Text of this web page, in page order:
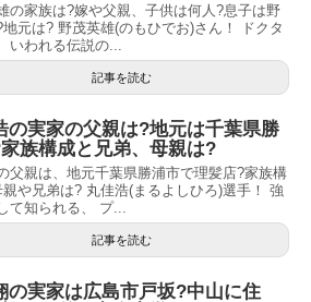
の家族は?嫁や父親、子供は何人?息子は野
元は? 野茂英雄(のもひでお)さん！ ドクタ
いわれる伝説の...
記事を読む
の実家の父親は?地元は千葉県勝
族構成と兄弟、母親は?
父親は、地元千葉県勝浦市で理髪店?家族構
親や兄弟は? 丸佳浩(まるよしひろ)選手！ 強
て知られる、 プ...
記事を読む
の実家は広島市戸坂?中山に住